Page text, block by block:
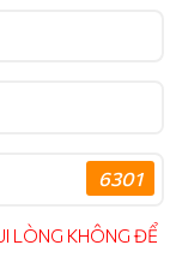
6301
LÒNG KHÔNG ĐỂ